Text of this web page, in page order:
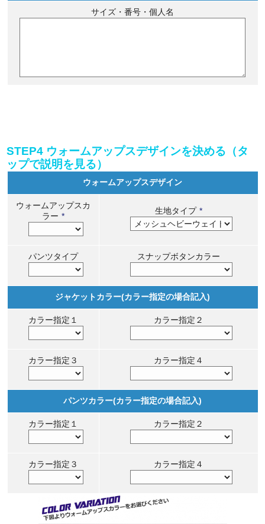
サイズ・番号・個人名
STEP4 ウォームアップスデザインを決める（タ
ップで説明を見る）
ウォームアップスデザイン
ウォームアップスカ
ラー *
生地タイプ *
パンツタイプ スナップボタンカラー
ジャケットカラー(カラー指定の場合記入)
カラー指定１ カラー指定２
カラー指定３ カラー指定４
パンツカラー(カラー指定の場合記入)
カラー指定１ カラー指定２
カラー指定３ カラー指定４